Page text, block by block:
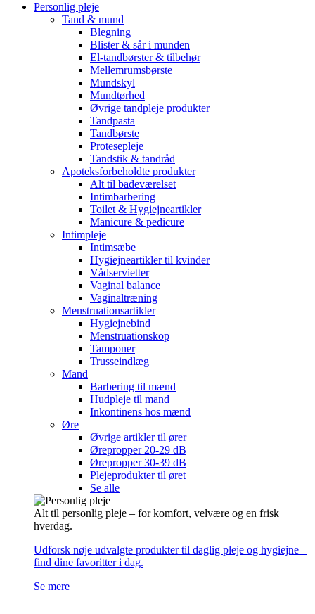
Personlig pleje
Tand & mund
Blegning
Blister & sår i munden
El-tandbørster & tilbehør
Mellemrumsbørste
Mundskyl
Mundtørhed
Øvrige tandpleje produkter
Tandpasta
Tandbørste
Protesepleje
Tandstik & tandråd
Apoteksforbeholdte produkter
Alt til badeværelset
Intimbarbering
Toilet & Hygiejneartikler
Manicure & pedicure
Intimpleje
Intimsæbe
Hygiejneartikler til kvinder
Vådservietter
Vaginal balance
Vaginaltræning
Menstruationsartikler
Hygiejnebind
Menstruationskop
Tamponer
Trusseindlæg
Mand
Barbering til mænd
Hudpleje til mand
Inkontinens hos mænd
Øre
Øvrige artikler til ører
Ørepropper 20-29 dB
Ørepropper 30-39 dB
Plejeprodukter til øret
Se alle
Alt til personlig pleje – for komfort, velvære og en frisk
hverdag.
Udforsk nøje udvalgte produkter til daglig pleje og hygiejne –
find dine favoritter i dag.
Se mere